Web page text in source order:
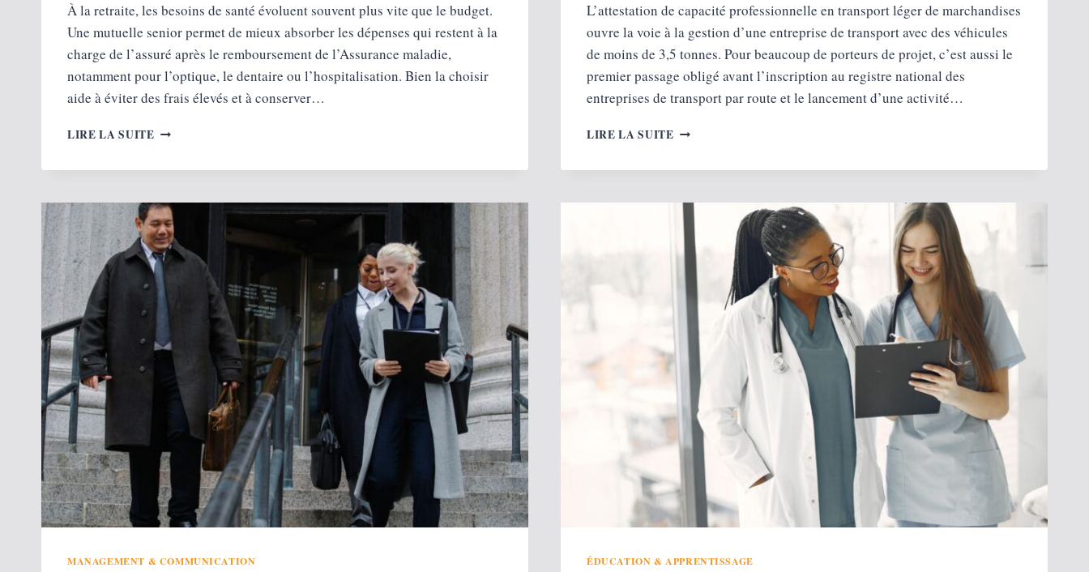
À la retraite, les besoins de santé évoluent souvent plus vite que le budget.
Une mutuelle senior permet de mieux absorber les dépenses qui restent à la
charge de l’assuré après le remboursement de l’Assurance maladie,
notamment pour l’optique, le dentaire ou l’hospitalisation. Bien la choisir
aide à éviter des frais élevés et à conserver…
LIRE LA SUITE SANTÉ
QUELLE
MUTUELLE
POUR
ÊTRE
BIEN
REMBOURSÉ
L’attestation de capacité professionnelle en transport léger de marchandises
ouvre la voie à la gestion d’une entreprise de transport avec des véhicules
de moins de 3,5 tonnes. Pour beaucoup de porteurs de projet, c’est aussi le
premier passage obligé avant l’inscription au registre national des
entreprises de transport par route et le lancement d’une activité…
LIRE LA SUITE SUIVRE
DE
TRANSPORT
PRISE
CHARGE
MANAGEMENT & COMMUNICATION ÉDUCATION & APPRENTISSAGE